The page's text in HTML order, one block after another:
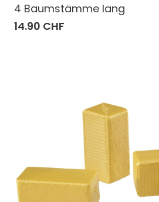
4 Baumstämme lang
14.90 CHF